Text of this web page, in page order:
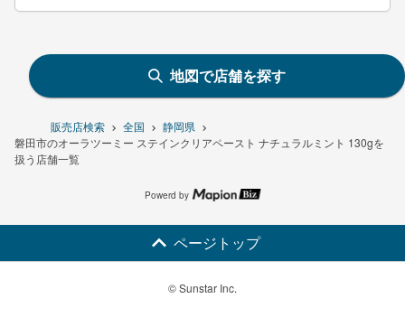
販売店検索 全国
静岡県
磐田市のオーラツーミー ステインクリアペースト ナチュラルミント 130gを
扱う店舗一覧
地図で店舗を探す
Powerd by
ページトップ
© Sunstar Inc.